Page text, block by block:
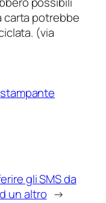
carta potrebbe
(via
stampante
gli SMS da
un altro →